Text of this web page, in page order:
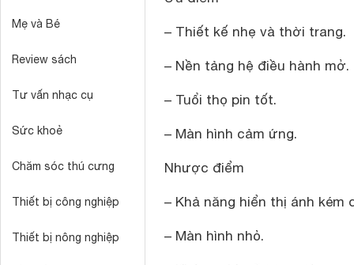
Mẹ và Bé
Review sách
Tư vấn nhạc cụ
Sức khoẻ
Chăm sóc thú cưng
Thiết bị công nghiệp
Thiết bị nông nghiệp
– Thiết kế nhẹ và thời trang.
– Nền tảng hệ điều hành mở.
– Tuổi thọ pin tốt.
– Màn hình cảm ứng.
Nhược điểm
– Khả năng hiển thị ánh
– Màn hình nhỏ.